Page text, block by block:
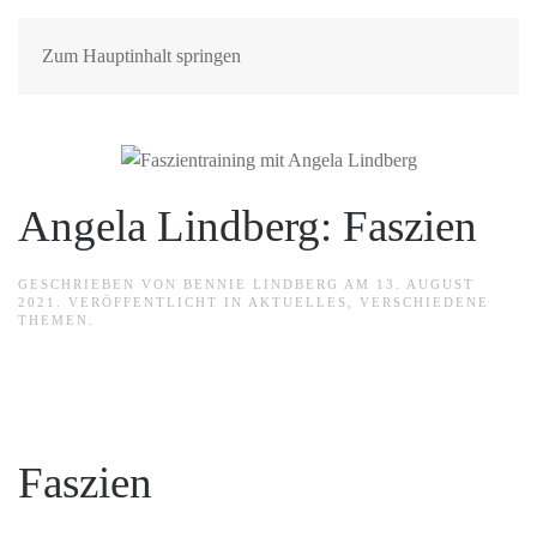
Zum Hauptinhalt springen
Angela Lindberg: Faszien
GESCHRIEBEN VON BENNIE LINDBERG AM 13. AUGUST
2021
. VERÖFFENTLICHT IN AKTUELLES
VERSCHIEDENE
THEMEN
Faszien